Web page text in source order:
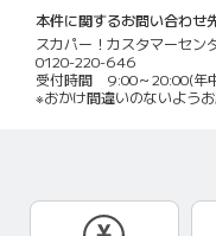
本件に関するお問い合わせ
スカパー！カスタマーセ
0120-220-646
受付時間 9:00～20:00(年
※おかけ間違いのないようお